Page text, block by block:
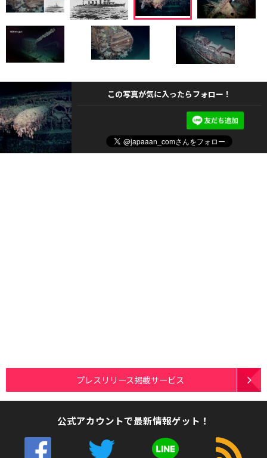
この写真が気に入ったらフォロー！
プレスリリース掲載サービス
公式アカウントで最新情報ゲット！